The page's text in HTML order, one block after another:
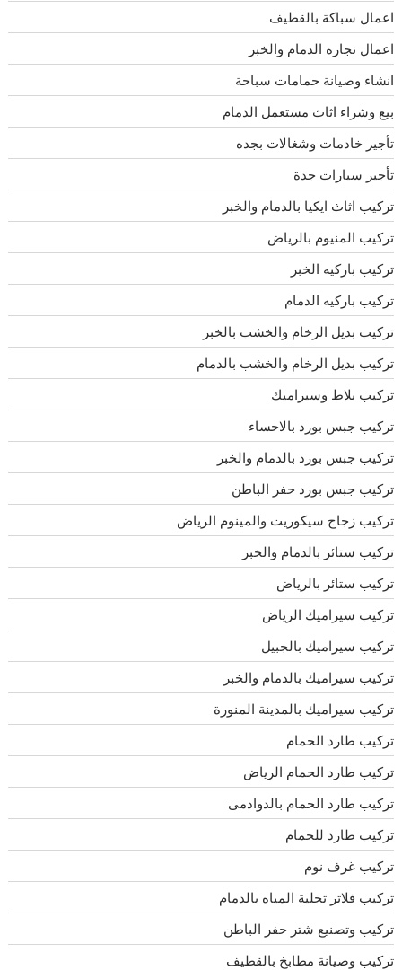
اعمال سباكة بالقطيف
اعمال نجاره الدمام والخبر
انشاء وصيانة حمامات سباحة
بيع وشراء اثاث مستعمل الدمام
تأجير خادمات وشغالات بجده
تأجير سيارات جدة
تركيب اثاث ايكيا بالدمام والخبر
تركيب المنيوم بالرياض
تركيب باركيه الخبر
تركيب باركيه الدمام
تركيب بديل الرخام والخشب بالخبر
تركيب بديل الرخام والخشب بالدمام
تركيب بلاط وسيراميك
تركيب جبس بورد بالاحساء
تركيب جبس بورد بالدمام والخبر
تركيب جبس بورد حفر الباطن
تركيب زجاج سيكوريت والمينوم الرياض
تركيب ستائر بالدمام والخبر
تركيب ستائر بالرياض
تركيب سيراميك الرياض
تركيب سيراميك بالجبيل
تركيب سيراميك بالدمام والخبر
تركيب سيراميك بالمدينة المنورة
تركيب طارد الحمام
تركيب طارد الحمام الرياض
تركيب طارد الحمام بالدوادمى
تركيب طارد للحمام
تركيب غرف نوم
تركيب فلاتر تحلية المياه بالدمام
تركيب وتصنيع شتر حفر الباطن
تركيب وصيانة مطابخ بالقطيف